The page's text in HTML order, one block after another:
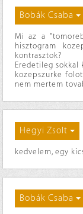
Bobák Csaba
Mi az a
hisztogram
kontrasztok?
Eredetileg sokkal
kozepszurke
nem mertem
Hegyi Zsolt
kedvelem, egy
Bobák Csaba